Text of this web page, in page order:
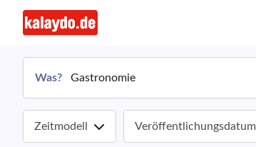
Was?
Zeitmodell Veröffentlichungsdatum